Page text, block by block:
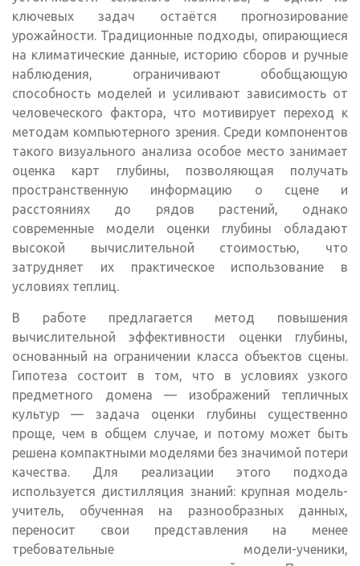
ключевых задач остаётся прогнозирование
урожайности. Традиционные подходы, опирающиеся
на климатические данные, историю сборов и ручные
наблюдения, ограничивают обобщающую
способность моделей и усиливают зависимость от
человеческого фактора, что мотивирует переход к
методам компьютерного зрения. Среди компонентов
такого визуального анализа особое место занимает
оценка карт глубины, позволяющая получать
пространственную информацию о сцене и
расстояниях до рядов растений, однако
современные модели оценки глубины обладают
высокой вычислительной стоимостью, что
затрудняет их практическое использование в
условиях теплиц.
В работе предлагается метод повышения
вычислительной эффективности оценки глубины,
основанный на ограничении класса объектов сцены.
Гипотеза состоит в том, что в условиях узкого
предметного домена — изображений тепличных
культур — задача оценки глубины существенно
проще, чем в общем случае, и потому может быть
решена компактными моделями без значимой потери
качества. Для реализации этого подхода
используется дистилляция знаний: крупная модель-
учитель, обученная на разнообразных данных,
переносит свои представления на менее
требовательные модели-ученики,